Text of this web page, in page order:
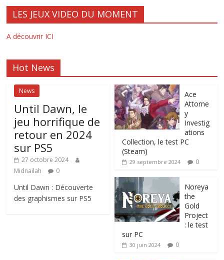
LES JEUX VIDEO DU MOMENT
A découvrir ICI
Hot News
News
Until Dawn, le
jeu horrifique de
retour en 2024
sur PS5
27 octobre 2024
Midnailah
0
Until Dawn : Découverte
des graphismes sur PS5
Ace
Attorne
y
Investig
ations
Collection, le test PC
(Steam)
29 septembre 2024 0
Noreya
the
Gold
Project
: le test
sur PC
30 juin 2024 0